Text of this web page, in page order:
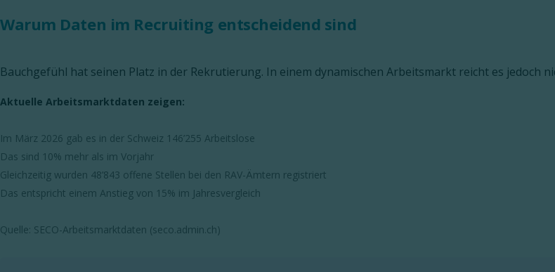
Warum Daten im Recruiting entscheidend sind
Bauchgefühl hat seinen Platz in der Rekrutierung. In einem dynamischen Arbeitsmarkt reicht es jedoch
Aktuelle Arbeitsmarktdaten zeigen:
Im März 2026 gab es in der Schweiz 146’255 Arbeitslose
Das sind 10% mehr als im Vorjahr
Gleichzeitig wurden 48’843 offene Stellen bei den RAV-Ämtern registriert
Das entspricht einem Anstieg von 15% im Jahresvergleich
Quelle: SECO-Arbeitsmarktdaten (seco.admin.ch)